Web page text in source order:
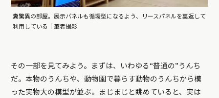
糞驚異の部屋。展示パネルも循環型になるよう、リースパネルを裏返して
利用している｜筆者撮影
その一部を見てみよう。まずは、いわゆる“普通の”うんち
だ。本物のうんちや、動物園で暮らす動物のうんちから模
った実物大の模型が並ぶ。まじまじと眺めていると、実は